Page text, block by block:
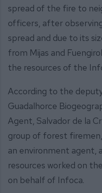
spread of the fire to
officers, after
spread and due to its
from Mijas and
the resources of the
According to the
Guadalhorce
Agent, Salvador de la
group of forest
an environment agent,
resources worked on
on behalf of Infoca.